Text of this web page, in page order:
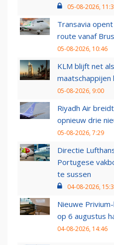
05-08-2026,
Transavia
route vanaf
05-08-2026, 10:46
KLM blijft net
05-08-2026, 9:00
Riyadh Air
opnieuw drie
05-08-2026, 7:29
Directie
Portugese
te sussen
04-08-2026,
Nieuwe
op 6 augustus
04-08-2026, 14:46